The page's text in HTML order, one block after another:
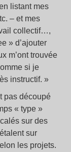
listant mes
– et mes
collectif…,
» d’ajouter
m’ont trouvée
si je
instructif. »
pas découpé
« type »
sur des
sur
les projets.